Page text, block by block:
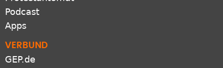
Protestantomat
Podcast
VERBUND